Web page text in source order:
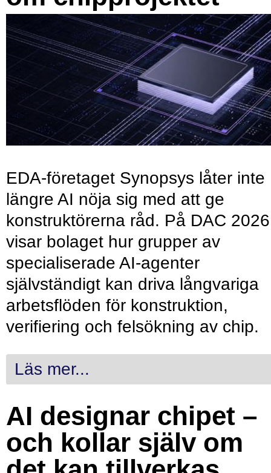
EDA-företaget Synopsys låter inte
längre AI nöja sig med att ge
konstruktörerna råd. På DAC 2026
visar bolaget hur grupper av
specialiserade AI-agenter
självständigt kan driva långvariga
arbetsflöden för konstruktion,
verifiering och felsökning av chip.
Läs mer...
AI designar chipet –
och kollar själv om